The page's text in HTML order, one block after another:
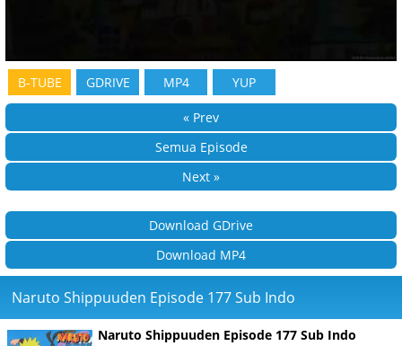
B-TUBE GDRIVE MP4 YUP
« Prev
Semua Episode
Next »
Download GDrive
Download MP4
Naruto Shippuuden Episode 177 Sub Indo
Naruto Shippuuden Episode 177 Sub Indo